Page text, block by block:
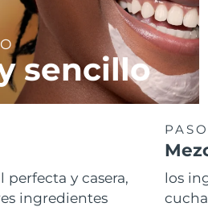
sencillo
y casera,
ingredientes
los